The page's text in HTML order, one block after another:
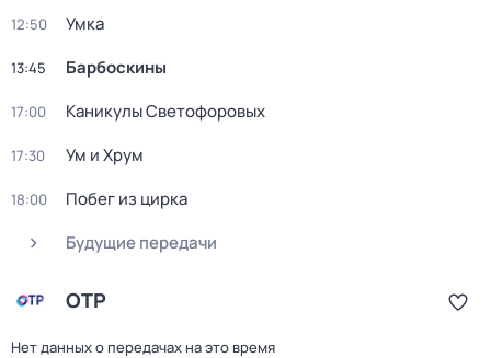
12:50 Умка
13:45 Барбоскины
17:00 Каникулы Светофоровых
17:30 Ум и Хрум
18:00
Побег из цирка
Будущие передачи
ОТР
Нет данных о передачах на это время